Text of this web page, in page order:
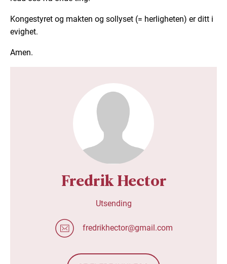
Kongestyret og makten og sollyset (= herligheten) er ditt i
evighet.
Amen.
Fredrik Hector
Utsending
fredrikhector@gmail.com